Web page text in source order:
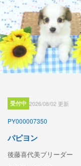
受付中 2026/08/02 更新
PY000007350
パピヨン
後藤喜代美ブリーダー